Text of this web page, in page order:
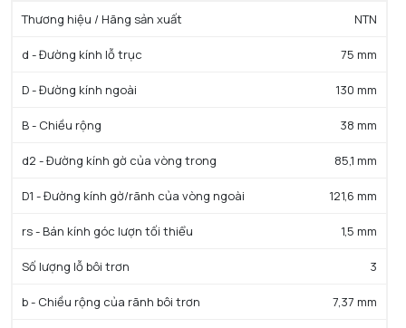
Thương hiệu / Hãng sản xuất NTN
d - Đường kính lỗ trục 75 mm
D - Đường kính ngoài 130 mm
B - Chiều rộng 38 mm
d2 - Đường kính gờ của vòng trong 85,1 mm
D1 - Đường kính gờ/rãnh của vòng ngoài 121,6 mm
rs - Bán kính góc lượn tối thiểu 1,5 mm
Số lượng lỗ bôi trơn 3
b - Chiều rộng của rãnh bôi trơn 7,37 mm